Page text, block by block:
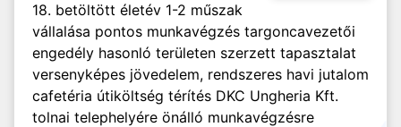
18. betöltött életév 1-2 műszak
vállalása pontos munkavégzés targoncavezetői
engedély hasonló területen szerzett tapasztalat
versenyképes jövedelem, rendszeres havi jutalom
cafetéria útiköltség térítés DKC Ungheria Kft.
tolnai telephelyére önálló munkavégzésre